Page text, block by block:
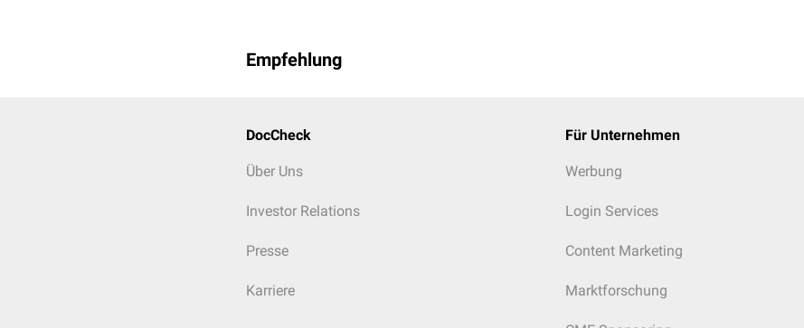
Empfehlung
DocCheck
Über Uns
Investor Relations
Presse
Karriere
Für Unternehmen
Werbung
Login Services
Content Marketing
Marktforschung